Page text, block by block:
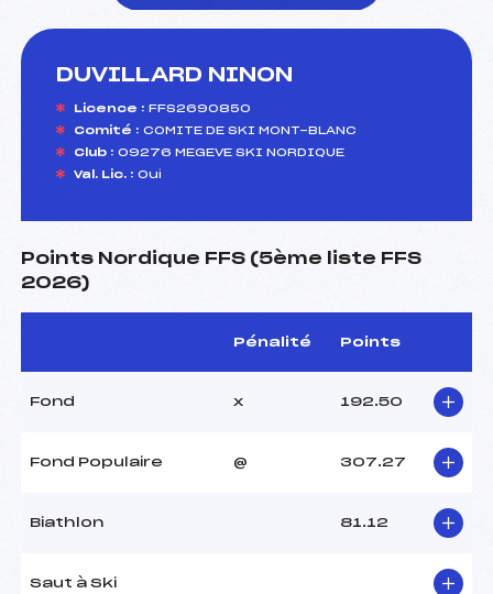
DUVILLARD NINON
Licence : FFS2690850
Comité : COMITE DE SKI MONT-BLANC
Club : 09276 MEGEVE SKI NORDIQUE
Val. Lic. : Oui
Points Nordique FFS (5ème liste FFS
2026)
Pénalité Points
Fond x 192.50
Fond Populaire @ 307.27
Biathlon 81.12
Saut à Ski